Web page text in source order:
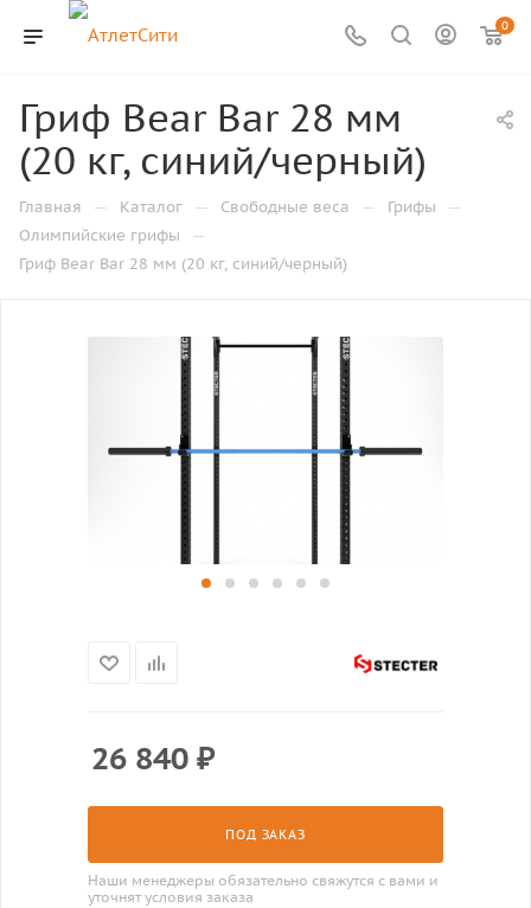
0
Гриф Bear Bar 28 мм
(20 кг, синий/черный)
Главная — Каталог — Свободные веса — Грифы —
Олимпийские грифы —
Гриф Bear Bar 28 мм (20 кг, синий/черный)
26 840 ₽
ПОД ЗАКАЗ
Наши менеджеры обязательно свяжутся с вами и
уточнят условия заказа